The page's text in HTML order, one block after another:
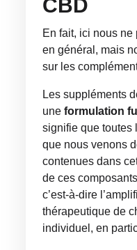
CBD
En fait, ici nous
en général, mais
sur les
Les suppléments
uneformulation
signifie que toutes
que nous venons
contenues dans
de ces
c’est-à-dire
thérapeutique de
individuel, en